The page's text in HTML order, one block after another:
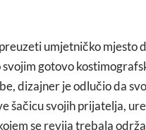
preuzeti umjetničko mjesto
svojim gotovo
dizajner je odlučio da
šačicu svojih prijatelja,
se revija trebala